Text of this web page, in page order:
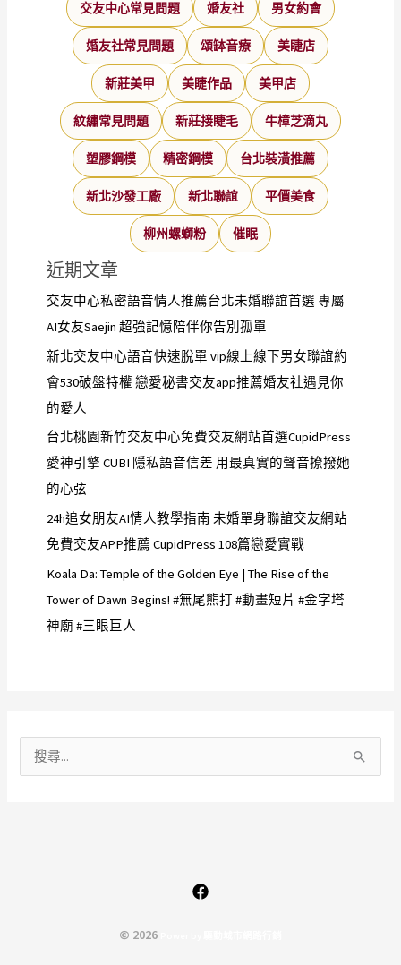
交友中心常見問題 婚友社 男女約會
婚友社常見問題 頌缽音療 美睫店
新莊美甲 美睫作品 美甲店
紋繡常見問題 新莊接睫毛 牛樟芝滴丸
塑膠鋼模 精密鋼模 台北裝潢推薦
新北沙發工廠 新北聯誼 平價美食
柳州螺螄粉 催眠
近期文章
交友中心私密語音情人推薦台北未婚聯誼首選 專屬
AI女友Saejin 超強記憶陪伴你告別孤單
新北交友中心語音快速脫單 vip線上線下男女聯誼約
會530破盤特權 戀愛秘書交友app推薦婚友社遇見你
的愛人
台北桃園新竹交友中心免費交友網站首選CupidPress
愛神引擎 CUBI 隱私語音信差 用最真實的聲音撩撥她
的心弦
24h追女朋友AI情人教學指南 未婚單身聯誼交友網站
免費交友APP推薦 CupidPress 108篇戀愛實戰
Koala Da: Temple of the Golden Eye | The Rise of the
Tower of Dawn Begins! #無尾熊打 #動畫短片 #金字塔
神廟 #三眼巨人
© 2026